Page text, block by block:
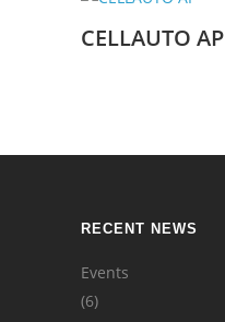
CELLAUTO AP
RECENT NEWS
Events
(6)